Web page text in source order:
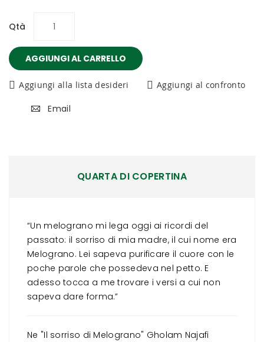
Qtà
AGGIUNGI AL CARRELLO
Aggiungi alla lista desideri Aggiungi al confronto
Email
QUARTA DI COPERTINA
“Un melograno mi lega oggi ai ricordi del
passato: il sorriso di mia madre, il cui nome era
Melograno. Lei sapeva purificare il cuore con le
poche parole che possedeva nel petto. E
adesso tocca a me trovare i versi a cui non
sapeva dare forma.”
Ne "Il sorriso di Melograno" Gholam Najafi